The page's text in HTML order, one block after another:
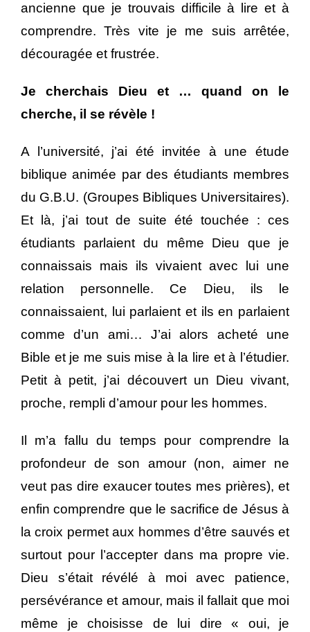
ancienne que je trouvais difficile à lire et à
comprendre. Très vite je me suis arrêtée,
découragée et frustrée.
Je cherchais Dieu et … quand on le
cherche, il se révèle !
A l’université, j’ai été invitée à une étude
biblique animée par des étudiants membres
du G.B.U. (Groupes Bibliques Universitaires).
Et là, j’ai tout de suite été touchée : ces
étudiants parlaient du même Dieu que je
connaissais mais ils vivaient avec lui une
relation personnelle. Ce Dieu, ils le
connaissaient, lui parlaient et ils en parlaient
comme d’un ami… J’ai alors acheté une
Bible et je me suis mise à la lire et à l’étudier.
Petit à petit, j’ai découvert un Dieu vivant,
proche, rempli d’amour pour les hommes.
Il m’a fallu du temps pour comprendre la
profondeur de son amour (non, aimer ne
veut pas dire exaucer toutes mes prières), et
enfin comprendre que le sacrifice de Jésus à
la croix permet aux hommes d’être sauvés et
surtout pour l’accepter dans ma propre vie.
Dieu s’était révélé à moi avec patience,
persévérance et amour, mais il fallait que moi
même je choisisse de lui dire « oui, je